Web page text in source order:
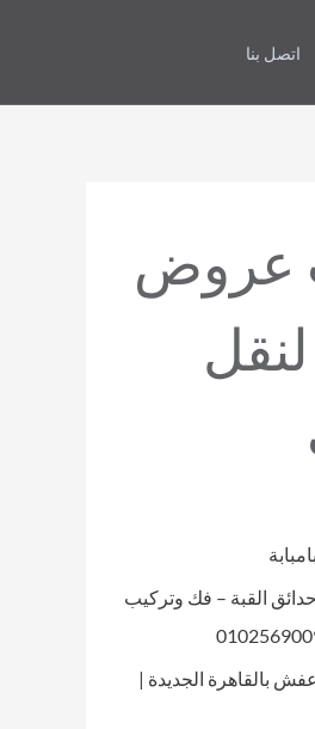
اتصل بنا
عروض
القبة – فك وتركيب
بالقاهرة الجديدة |